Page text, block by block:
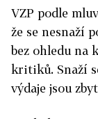
VZP podle
že se nesnaží
bez ohledu na
kritiků. Snaží
výdaje jsou